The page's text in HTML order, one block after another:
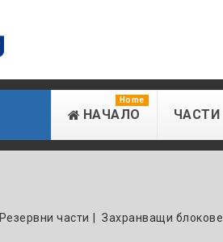
НАЧАЛО
Home
ЧАСТИ
Резервни части Захранващи блокове